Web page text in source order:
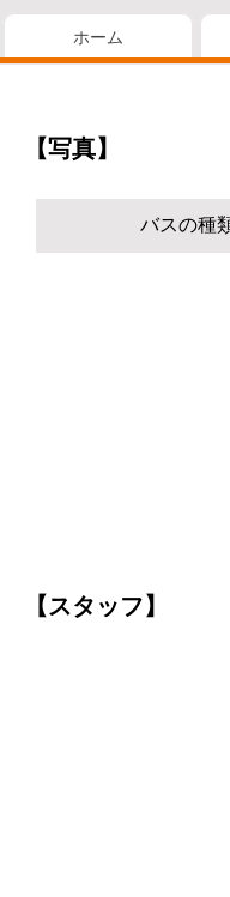
ホーム
【写真】
バスの種
【スタッフ】